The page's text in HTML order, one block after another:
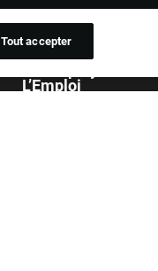
Un Employeur
L’Emploi
Tout accepter